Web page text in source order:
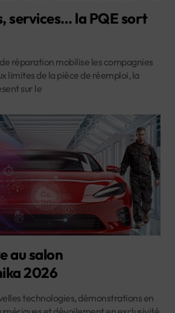
services… la PQE sort
réparation mobilise les compagnies
limites de la pièce de réemploi, la
sur le
au salon
2026
technologies, démonstrations en